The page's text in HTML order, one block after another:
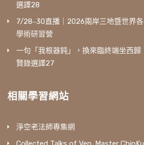
選譯28
7/28‒30直播｜2026兩岸三地暨世界
學術研習營
一句「我根器鈍」，換來臨終端坐西歸
賢錄選譯27
相關學習網站
淨空老法師專集網